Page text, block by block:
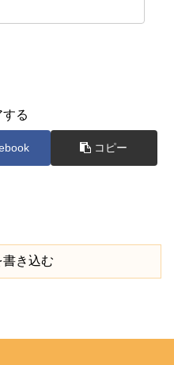
する
コピー
書き込む